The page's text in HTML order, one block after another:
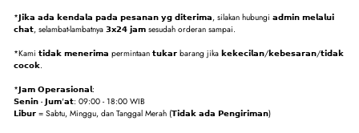
*𝗝𝗶𝗸𝗮 𝗮𝗱𝗮 𝗸𝗲𝗻𝗱𝗮𝗹𝗮 𝗽𝗮𝗱𝗮 𝗽𝗲𝘀𝗮𝗻𝗮𝗻 𝘆𝗴 𝗱𝗶𝘁𝗲𝗿𝗶𝗺𝗮, silakan hubungi 𝗮𝗱𝗺𝗶𝗻 𝗺𝗲𝗹𝗮𝗹𝘂𝗶
𝗰𝗵𝗮𝘁, selambat-lambatnya 𝟯𝘅𝟮𝟰 𝗷𝗮𝗺 sesudah orderan sampai.
*Kami 𝘁𝗶𝗱𝗮𝗸 𝗺𝗲𝗻𝗲𝗿𝗶𝗺𝗮 permintaan 𝘁𝘂𝗸𝗮𝗿 barang jika 𝗸𝗲𝗸𝗲𝗰𝗶𝗹𝗮𝗻/𝗸𝗲𝗯𝗲𝘀𝗮𝗿𝗮𝗻/𝘁𝗶𝗱𝗮𝗸
𝗰𝗼𝗰𝗼𝗸.
*𝗝𝗮𝗺 𝗢𝗽𝗲𝗿𝗮𝘀𝗶𝗼𝗻𝗮𝗹:
𝗦𝗲𝗻𝗶𝗻 - 𝗝𝘂𝗺'𝗮𝘁: 09:00 - 18:00 WIB
𝗟𝗶𝗯𝘂𝗿 = Sabtu, Minggu, dan Tanggal Merah (𝗧𝗶𝗱𝗮𝗸 𝗮𝗱𝗮 𝗣𝗲𝗻𝗴𝗶𝗿𝗶𝗺𝗮𝗻)